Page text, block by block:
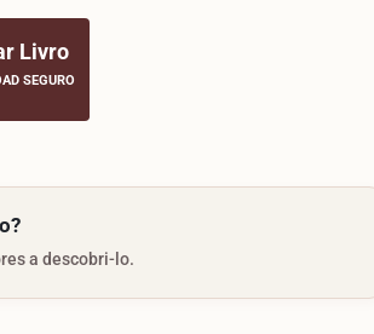
Livro
SEGURO
a descobri-lo.